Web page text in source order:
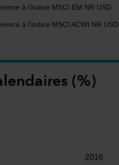
à l’indice MSCI EM NR USD
à l’indice MSCI ACWI NR USD
(%)
2016